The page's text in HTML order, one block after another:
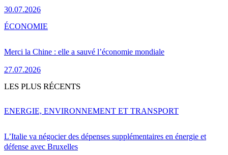
30.07.2026
Merci la Chine : elle a sauvé l’économie mondiale
27.07.2026
ÉCONOMIE
LES PLUS RÉCENTS
L’Italie va négocier des dépenses supplémentaires en énergie et
défense avec Bruxelles
ENERGIE, ENVIRONNEMENT ET TRANSPORT